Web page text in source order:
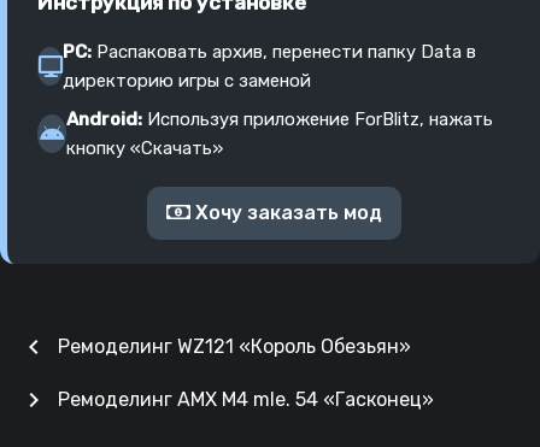
PC: Распаковать архив, перенести папку Data в
директорию игры с заменой
Android: Используя приложение ForBlitz, нажать
кнопку «Скачать»
Хочу заказать мод
chevron_left Ремоделинг WZ121 «Король Обезьян»
Ремоделинг AMX M4 mle. 54 «Гасконец»
chevron_right